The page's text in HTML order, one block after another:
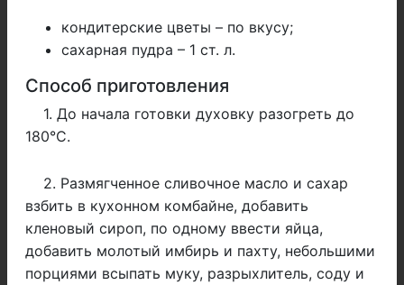
кондитерские цветы – по вкусу;
сахарная пудра – 1 ст. л.
Способ приготовления
1. До начала готовки духовку разогреть до
180°С.
2. Размягченное сливочное масло и сахар
взбить в кухонном комбайне, добавить
кленовый сироп, по одному ввести яйца,
добавить молотый имбирь и пахту, небольшими
порциями всыпать муку, разрыхлитель, соду и